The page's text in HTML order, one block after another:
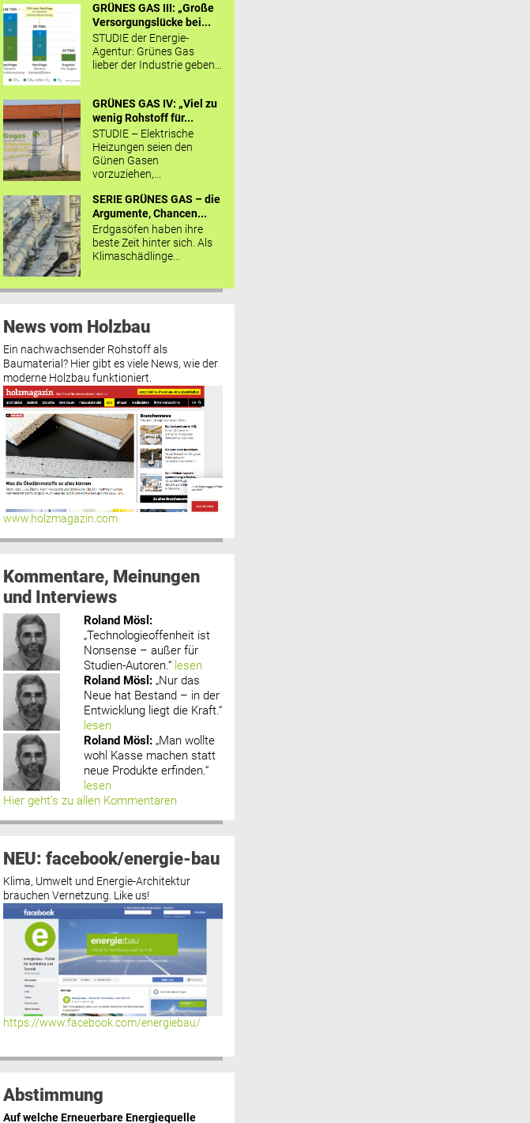
GRÜNES GAS III: „Große
Versorgungslücke bei...
STUDIE der Energie-
Agentur: Grünes Gas
lieber der Industrie geben...
GRÜNES GAS IV: „Viel zu
wenig Rohstoff für...
STUDIE – Elektrische
Heizungen seien den
Günen Gasen
vorzuziehen,...
SERIE GRÜNES GAS – die
Argumente, Chancen...
Erdgasöfen haben ihre
beste Zeit hinter sich. Als
Klimaschädlinge...
News vom Holzbau
Ein nachwachsender Rohstoff als
Baumaterial? Hier gibt es viele News, wie der
moderne Holzbau funktioniert.
www.holzmagazin.com
Kommentare, Meinungen
und Interviews
Roland Mösl :
„Technologieoffenheit ist
Nonsense – außer für
Studien-Autoren.“ lesen
Roland Mösl : „Nur das
Neue hat Bestand – in der
Entwicklung liegt die Kraft.“
lesen
Roland Mösl : „Man wollte
wohl Kasse machen statt
neue Produkte erfinden.“
lesen
Hier geht’s zu allen Kommentaren
NEU: facebook/energie-bau
Klima, Umwelt und Energie-Architektur
brauchen Vernetzung. Like us!
https://www.facebook.com/energiebau/
Abstimmung
Auf welche Erneuerbare Energiequelle